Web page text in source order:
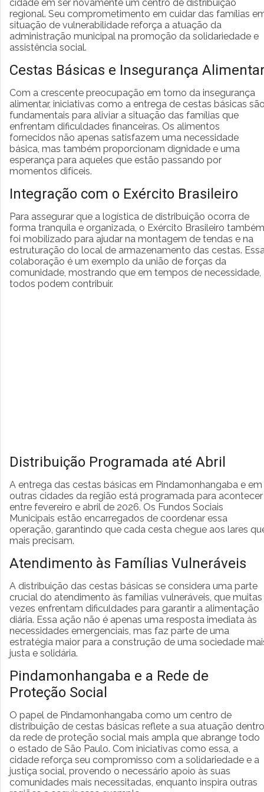
cidade em ser novamente um centro de distribuição
regional. Seu comprometimento em cuidar das famílias
situação de vulnerabilidade reforça a atuação da
administração municipal na promoção da solidariedade e
assistência social.
Cestas Básicas e Insegurança
Com a crescente preocupação em torno da insegurança
alimentar, iniciativas como a entrega de cestas básicas
fundamentais para aliviar a situação das famílias que
enfrentam dificuldades financeiras. Os alimentos
fornecidos não apenas satisfazem uma necessidade
básica, mas também proporcionam dignidade e uma
esperança para aqueles que estão passando por
momentos difíceis.
Integração com o Exército Brasileiro
Para assegurar que a logística de distribuição ocorra de
forma tranquila e organizada, o Exército Brasileiro também
foi mobilizado para ajudar na montagem de tendas e na
estruturação do local de armazenamento das cestas.
colaboração é um exemplo da união de forças da
comunidade, mostrando que em tempos de necessidade,
todos podem contribuir.
Distribuição Programada até Abril
A entrega das cestas básicas em Pindamonhangaba e em
outras cidades da região está programada para acontecer
entre fevereiro e abril de 2026. Os Fundos Sociais
Municipais estão encarregados de coordenar essa
operação, garantindo que cada cesta chegue aos lares
mais precisam.
Atendimento às Famílias Vulneráveis
A distribuição das cestas básicas se considera uma parte
crucial do atendimento às famílias vulneráveis, que muitas
vezes enfrentam dificuldades para garantir a alimentação
diária. Essa ação não é apenas uma resposta imediata às
necessidades emergenciais, mas faz parte de uma
estratégia maior para a construção de uma sociedade
justa e solidária.
Pindamonhangaba e a Rede de
Proteção Social
O papel de Pindamonhangaba como um centro de
distribuição de cestas básicas reflete a sua atuação dentro
da rede de proteção social mais ampla que abrange todo
o estado de São Paulo. Com iniciativas como essa, a
cidade reforça seu compromisso com a solidariedade e a
justiça social, provendo o necessário apoio às suas
comunidades mais necessitadas, enquanto inspira outras